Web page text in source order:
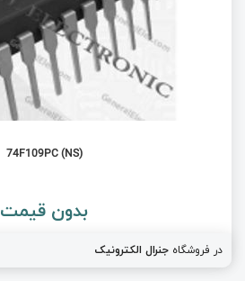
74F109PC (NS)
بدون قیمت
در فروشگاه جنرال الکترونیک